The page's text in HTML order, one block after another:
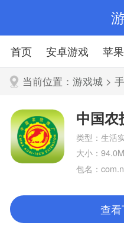
首页 安卓游戏 苹
当前位置：游戏城 >
中国农
类型：生活
大小：94.0M
包名：
查